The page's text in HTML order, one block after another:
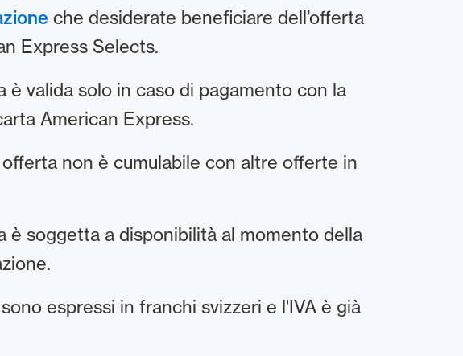
che desiderate beneficiare dell’offerta
Express Selects.
è valida solo in caso di pagamento con la
American Express.
non è cumulabile con altre offerte in
è soggetta a disponibilità al momento della
espressi in franchi svizzeri e l'IVA è già